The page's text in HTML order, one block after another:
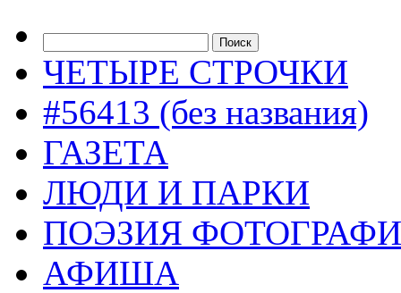
ЧЕТЫРЕ СТРОЧКИ
#56413 (без названия)
ГАЗЕТА
ЛЮДИ И ПАРКИ
ПОЭЗИЯ
АФИША